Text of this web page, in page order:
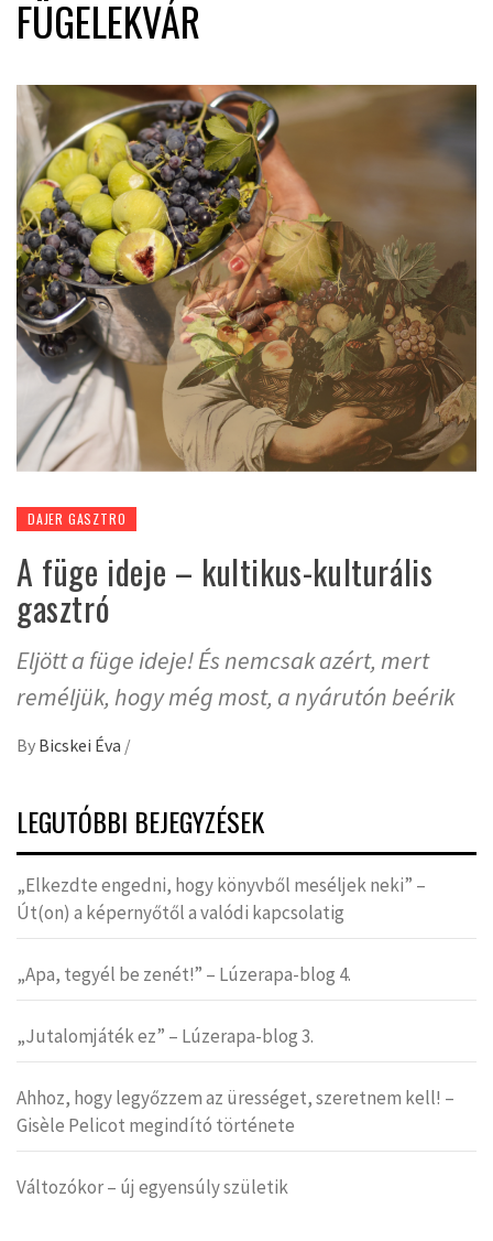
FÜGELEKVÁR
DAJER GASZTRO
A füge ideje – kultikus-kulturális
gasztró
Eljött a füge ideje! És nemcsak azért, mert
reméljük, hogy még most, a nyárutón beérik
By Bicskei Éva /
LEGUTÓBBI BEJEGYZÉSEK
„Elkezdte engedni, hogy könyvből meséljek neki” –
Út(on) a képernyőtől a valódi kapcsolatig
„Apa, tegyél be zenét!” – Lúzerapa-blog 4.
„Jutalomjáték ez” – Lúzerapa-blog 3.
Ahhoz, hogy legyőzzem az ürességet, szeretnem kell! –
Gisèle Pelicot megindító története
Változókor – új egyensúly születik